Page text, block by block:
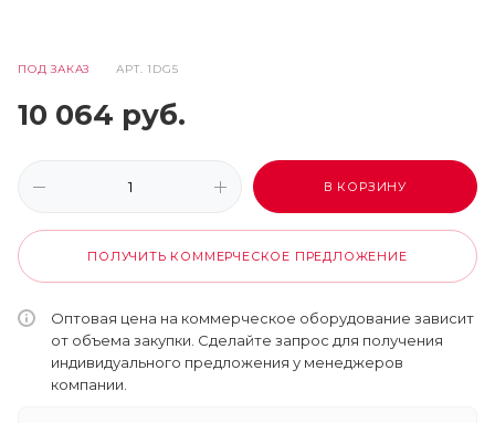
ПОД ЗАКАЗ АРТ.1DG5
10 064 руб.
В КОРЗИНУ
ПОЛУЧИТЬ КОММЕРЧЕСКОЕ ПРЕДЛОЖЕНИЕ
Оптовая цена на коммерческое оборудование зависит
от объема закупки. Сделайте запрос для получения
индивидуального предложения у менеджеров
компании.